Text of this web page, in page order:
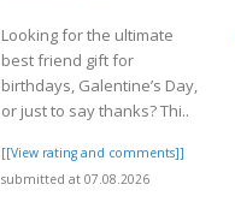
Looking for the ultimate
best friend gift for
birthdays, Galentine’s Day,
or just to say thanks? Thi..
[[View rating and comments]]
submitted at 07.08.2026